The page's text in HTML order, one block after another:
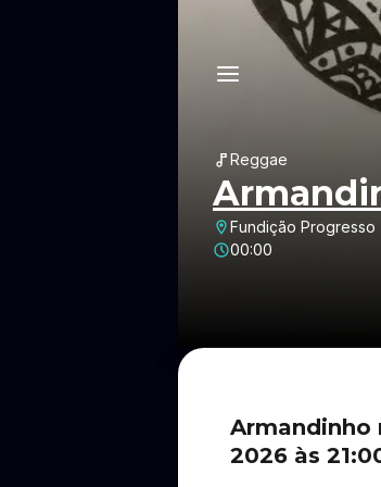
Reggae
Fundição Progresso
00:00
Armandinho
2026 às